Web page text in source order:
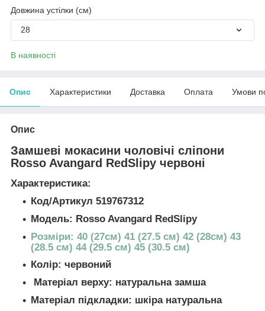
Довжина устілки (см)
28
В наявності
Опис Характеристики Доставка Оплата Умови
Опис
Замшеві мокасини чоловічі сліпони
Rosso Avangard RedSlipy червоні
Характеристика:
Код/Артикул 519767312
Модель: Rosso Avangard RedSlipy
Розміри: 40 (27см) 41 (27.5 см) 42 (28см) 43
(28.5 см) 44 (29.5 см) 45 (30.5 см)
Колір: червоний
Матеріал верху: натуральна замша
Матеріал підкладки: шкіра натуральна